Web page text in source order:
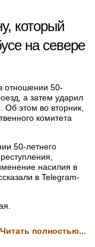
который
на севере
отношении 50-
а затем ударил
Об этом во вторник,
комитета
50-летнего
насилия в
в Telegram-
Читать полностью...